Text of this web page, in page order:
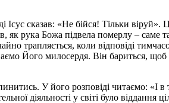
сказав: «Не бійся! Тільки
як рука Божа підвела померлу –
трапляється, коли відповіді
Його милосердя. Він бариться,
У його розповіді читаємо:
діяльності у світі було віддання